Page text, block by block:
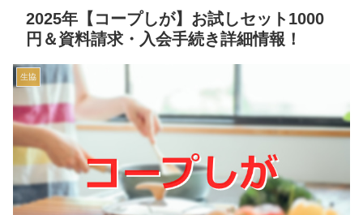
2025年【コープしが】お試しセット1000
円＆資料請求・入会手続き詳細情報！
生協